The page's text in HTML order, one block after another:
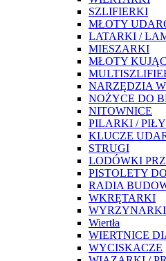
SZLIFIERKI
MŁOTY
LATARKI /
MIESZARKI
MŁOTY
NARZĘDZIA
NOŻYCE DO
NITOWNICE
PILARKI / PIŁY
KLUCZE
STRUGI
LODÓWKI
PISTOLETY
RADIA
WKRĘTARKI
WYRZYNARKI
Wiertła
WIERTNICE
WYCISKACZE